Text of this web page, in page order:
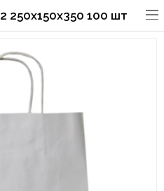
250х150х350 100 шт